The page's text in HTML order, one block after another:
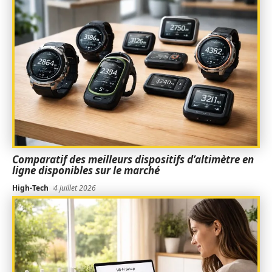
Comparatif des meilleurs dispositifs d’altimètre en
ligne disponibles sur le marché
High-Tech 4 juillet 2026